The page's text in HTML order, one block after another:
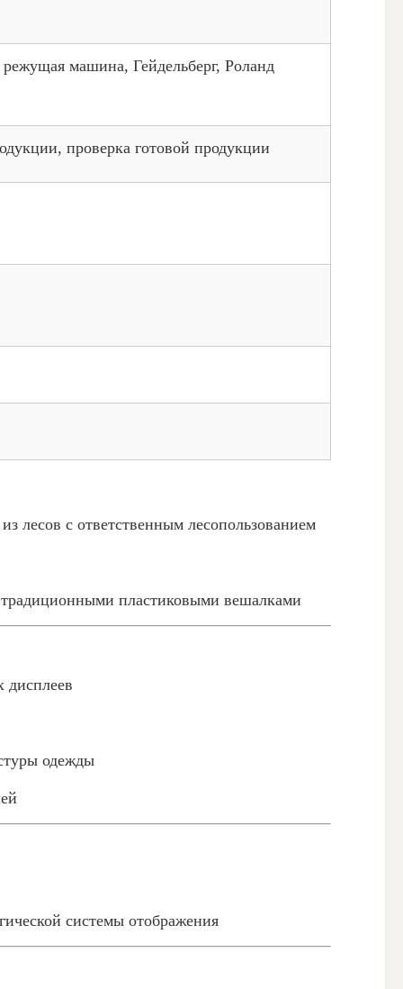
машина, Гейдельберг, Роланд
проверка готовой продукции
лесов с ответственным лесопользованием
пластиковыми вешалками
дисплеев
одежды
системы отображения